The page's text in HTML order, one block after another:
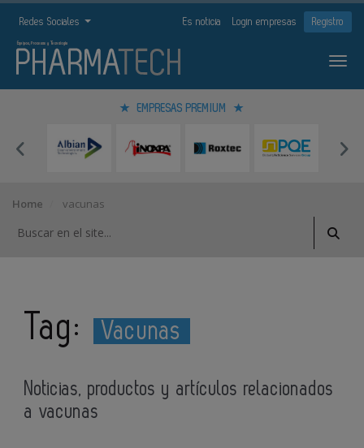
Redes Sociales Es noticia Login empresas Registro
EMPRESAS PREMIUM
Home vacunas
Tag: Vacunas
Noticias, productos y artículos relacionados
a vacunas